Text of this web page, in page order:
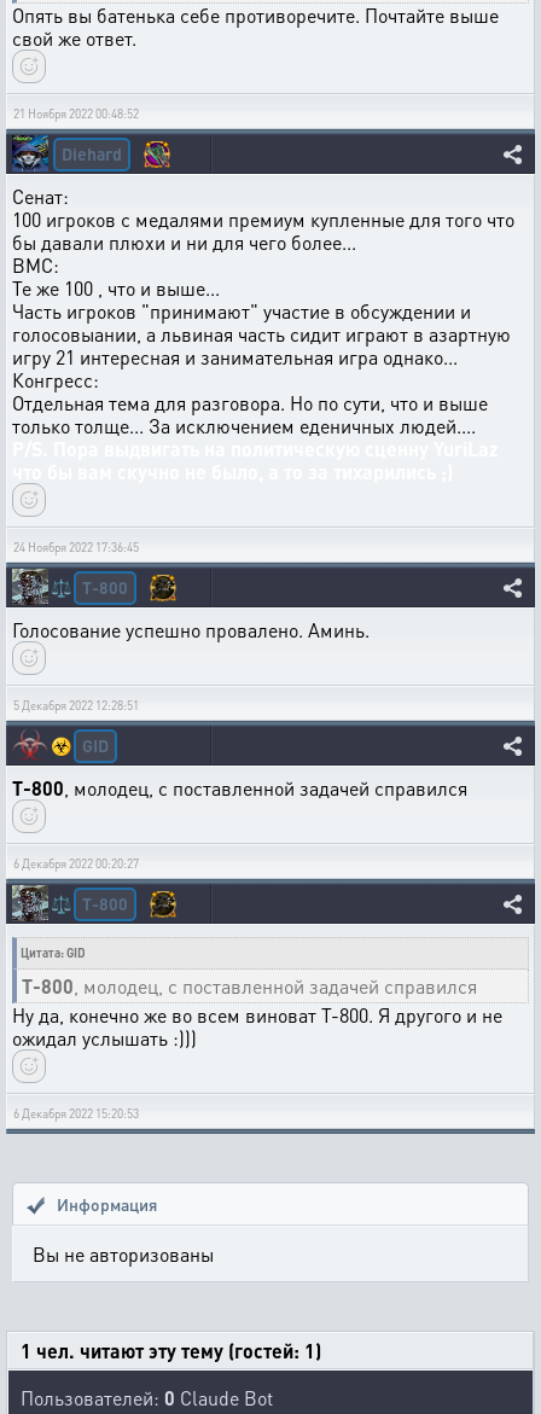
Опять вы батенька себе противоречите. Почтайте выше
свой же ответ.
21 Ноября 2022 00:48:52
Diehard
Сенат:
100 игроков с медалями премиум купленные для того что
бы давали плюхи и ни для чего более...
ВМС:
Те же 100 , что и выше...
Часть игроков "принимают" участие в обсуждении и
голосовыании, а львиная часть сидит играют в азартную
игру 21 интересная и занимательная игра однако...
Конгресс:
Отдельная тема для разговора. Но по сути, что и выше
только толще... За исключением еденичных людей....
24 Ноября 2022 17:36:45
⚖️ T-800
Голосование успешно провалено. Аминь.
5 Декабря 2022 12:28:51
☣️ GID
T-800 , молодец, с поставленной задачей справился
6 Декабря 2022 00:20:27
⚖️ T-800
Цитата: GID
T-800 , молодец, с поставленной задачей справился
Ну да, конечно же во всем виноват Т-800. Я другого и не
ожидал услышать :)))
6 Декабря 2022 15:20:53
Информация
Вы не авторизованы
1 чел. читают эту тему (гостей: 1)
Пользователей: 0 Claude Bot